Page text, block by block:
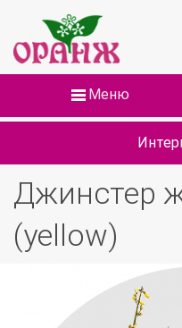
Меню
Джинстер
(yellow)